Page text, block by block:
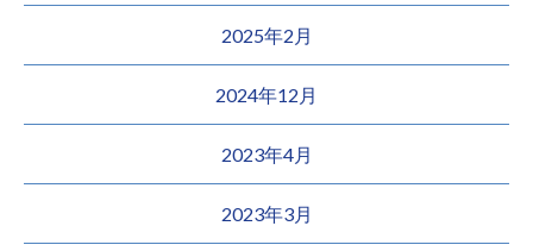
2025年2月
2024年12月
2023年4月
2023年3月